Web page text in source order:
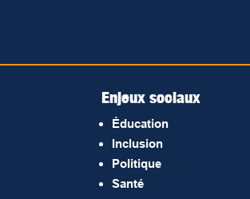
Enjeux sociaux
Éducation
Inclusion
Politique
Santé